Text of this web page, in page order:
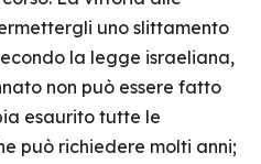
uno slittamento
la legge israeliana,
non può essere fatto
esaurito tutte le
può richiedere molti anni;